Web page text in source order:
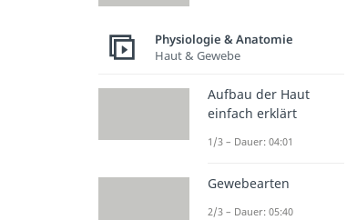
Physiologie & Anatomie
Haut & Gewebe
Aufbau der Haut
einfach erklärt
1/3 – Dauer: 04:01
Gewebearten
2/3 – Dauer: 05:40